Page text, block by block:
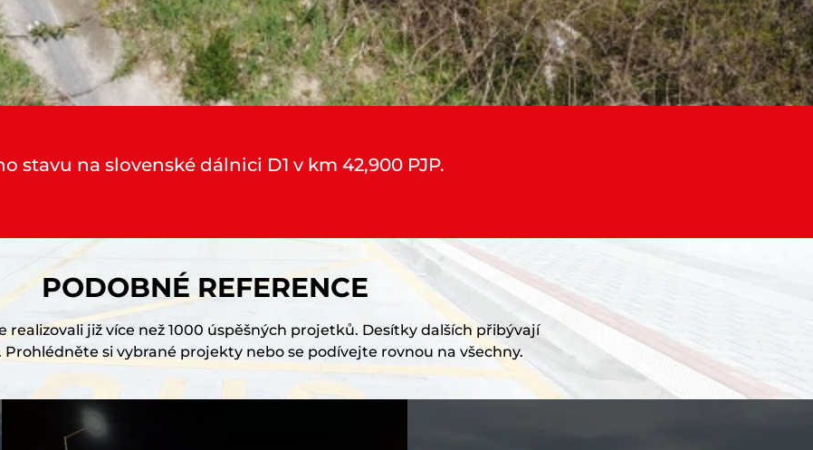
stavu na slovenské dálnici D1 v km 42,900 PJP.
PODOBNÉ REFERENCE
realizovali již více než 1000 úspěšných projetků. Desítky dalších přibývají
si vybrané projekty nebo se podívejte rovnou na všechny.